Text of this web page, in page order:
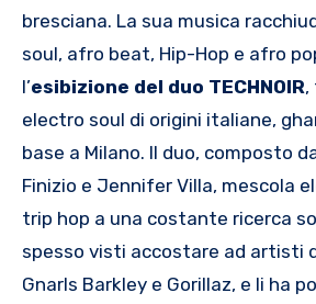
bresciana. La sua musica
soul, afro beat, Hip-Hop e afro
l’esibizione del duo TECHNOIR,
electro soul di origini italiane,
base a Milano. Il duo, composto
Finizio e Jennifer Villa, mescola
trip hop a una costante ricerca
spesso visti accostare ad artisti
Gnarls Barkley e Gorillaz, e li ha